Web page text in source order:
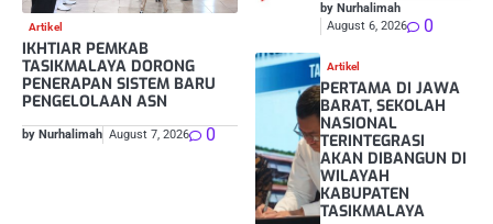
Artikel
IKHTIAR PEMKAB
TASIKMALAYA DORONG
PENERAPAN SISTEM BARU
PENGELOLAAN ASN
by Nurhalimah August 7, 2026 0
by Nurhalimah
August 6, 2026
0
Artikel
PERTAMA DI JAWA
BARAT, SEKOLAH
NASIONAL
TERINTEGRASI
AKAN DIBANGUN DI
WILAYAH
KABUPATEN
TASIKMALAYA